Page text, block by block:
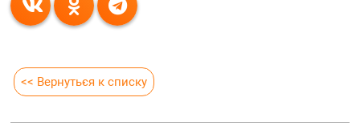
<< Вернуться к списку